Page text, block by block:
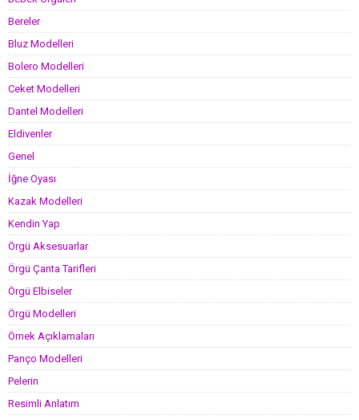
Bereler
Bluz Modelleri
Bolero Modelleri
Ceket Modelleri
Dantel Modelleri
Eldivenler
Genel
İğne Oyası
Kazak Modelleri
Kendin Yap
Örgü Aksesuarlar
Örgü Çanta Tarifleri
Örgü Elbiseler
Örgü Modelleri
Örnek Açıklamaları
Panço Modelleri
Pelerin
Resimli Anlatım